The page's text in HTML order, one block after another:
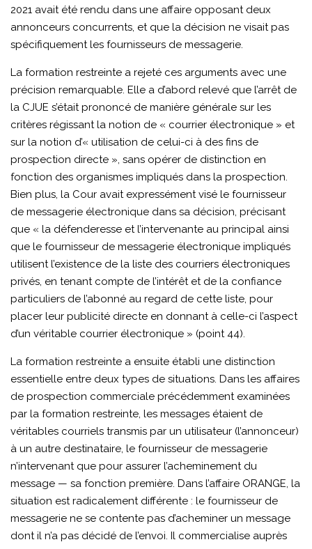
2021 avait été rendu dans une affaire opposant deux
annonceurs concurrents, et que la décision ne visait pas
spécifiquement les fournisseurs de messagerie.
La formation restreinte a rejeté ces arguments avec une
précision remarquable. Elle a d’abord relevé que l’arrêt de
la CJUE s’était prononcé de manière générale sur les
critères régissant la notion de « courrier électronique » et
sur la notion d’« utilisation de celui-ci à des fins de
prospection directe », sans opérer de distinction en
fonction des organismes impliqués dans la prospection.
Bien plus, la Cour avait expressément visé le fournisseur
de messagerie électronique dans sa décision, précisant
que « la défenderesse et l’intervenante au principal ainsi
que le fournisseur de messagerie électronique impliqués
utilisent l’existence de la liste des courriers électroniques
privés, en tenant compte de l’intérêt et de la confiance
particuliers de l’abonné au regard de cette liste, pour
placer leur publicité directe en donnant à celle-ci l’aspect
d’un véritable courrier électronique » (point 44).
La formation restreinte a ensuite établi une distinction
essentielle entre deux types de situations. Dans les affaires
de prospection commerciale précédemment examinées
par la formation restreinte, les messages étaient de
véritables courriels transmis par un utilisateur (l’annonceur)
à un autre destinataire, le fournisseur de messagerie
n’intervenant que pour assurer l’acheminement du
message — sa fonction première. Dans l’affaire ORANGE, la
situation est radicalement différente : le fournisseur de
messagerie ne se contente pas d’acheminer un message
dont il n’a pas décidé de l’envoi. Il commercialise auprès